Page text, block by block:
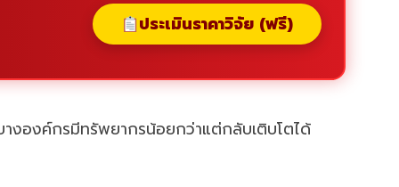
ประเมินราคาวิจัย (ฟรี)
งองค์กรมีทรัพยากรน้อยกว่าแต่กลับเติบโตได้